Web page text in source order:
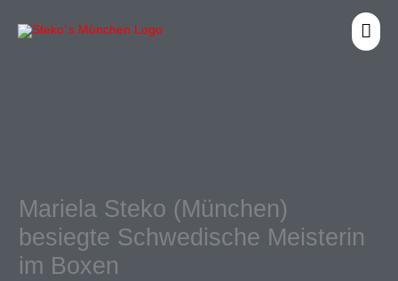
Inhalt
Mariela Steko (München)
besiegte Schwedische Meisterin
im Boxen